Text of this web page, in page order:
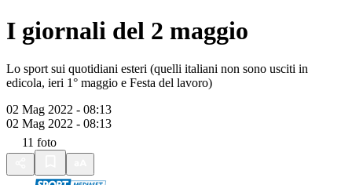
I giornali del 2 maggio
Lo sport sui quotidiani esteri (quelli italiani non sono usciti in
edicola, ieri 1° maggio e Festa del lavoro)
02 Mag 2022 - 08:13
02 Mag 2022 - 08:13
11 foto